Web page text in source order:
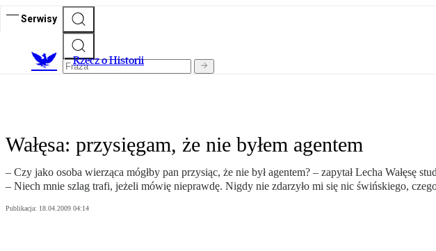
Serwisy
Rzecz o Historii
Wałęsa: przysięgam, że nie byłem agentem
– Czy jako osoba wierząca mógłby pan przysiąc, że nie był agentem? – zapytał Lecha Wałęsę
– Niech mnie szlag trafi, jeżeli mówię nieprawdę. Nigdy nie zdarzyło mi się nic świńskiego,
Publikacja: 18.04.2009 04:14